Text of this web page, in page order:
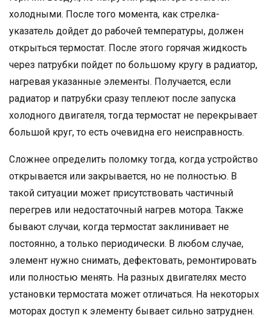
холодными. После того момента, как стрелка-
указатель дойдет до рабочей температуры, должен
открыться термостат. После этого горячая жидкость
через патрубки пойдет по большому кругу в радиатор,
нагревая указанные элементы. Получается, если
радиатор и патрубки сразу теплеют после запуска
холодного двигателя, тогда термостат не перекрывает
большой круг, то есть очевидна его неисправность.
Сложнее определить поломку тогда, когда устройство
открывается или закрывается, но не полностью. В
такой ситуации может присутствовать частичный
перегрев или недостаточный нагрев мотора. Также
бывают случаи, когда термостат заклинивает не
постоянно, а только периодически. В любом случае,
элемент нужно снимать, дефектовать, ремонтировать
или полностью менять. На разных двигателях место
установки термостата может отличаться. На некоторых
моторах доступ к элементу бывает сильно затруднен.